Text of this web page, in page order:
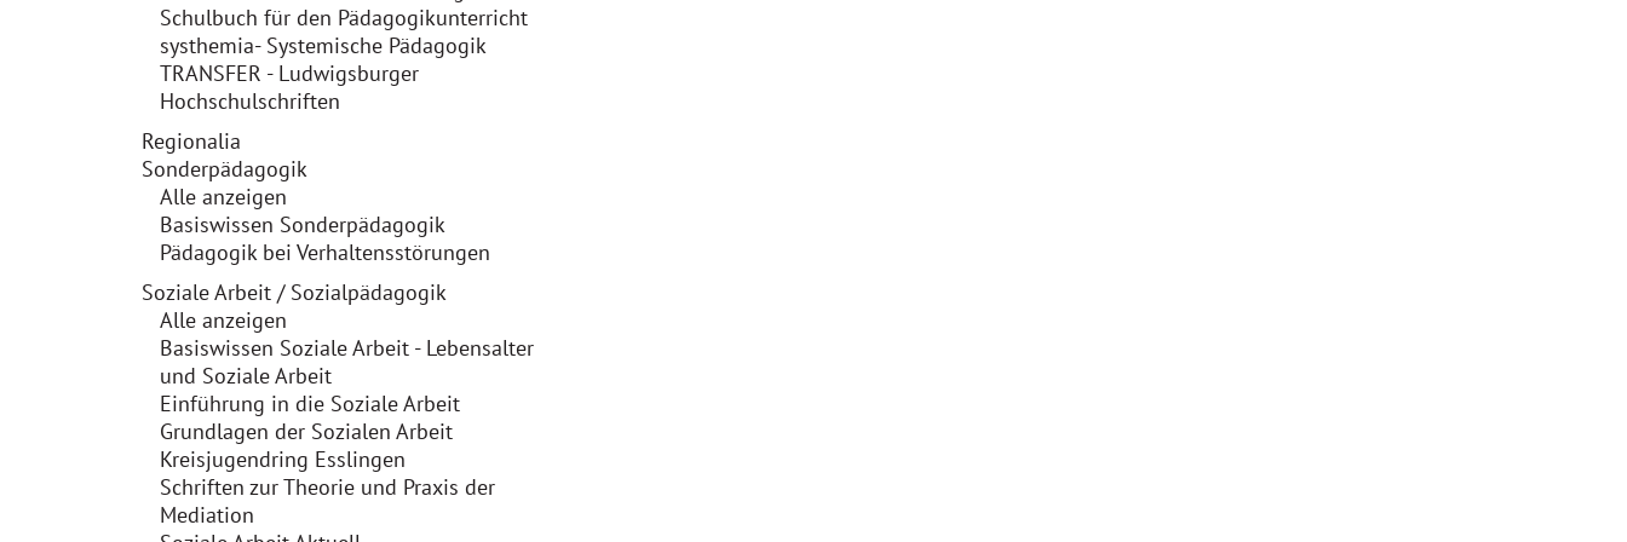
Schulbuch für den Pädagogikunterricht
systhemia- Systemische Pädagogik
TRANSFER - Ludwigsburger
Hochschulschriften
Regionalia
Sonderpädagogik
Alle anzeigen
Basiswissen Sonderpädagogik
Pädagogik bei Verhaltensstörungen
Soziale Arbeit / Sozialpädagogik
Alle anzeigen
Basiswissen Soziale Arbeit - Lebensalter
und Soziale Arbeit
Einführung in die Soziale Arbeit
Grundlagen der Sozialen Arbeit
Kreisjugendring Esslingen
Schriften zur Theorie und Praxis der
Mediation